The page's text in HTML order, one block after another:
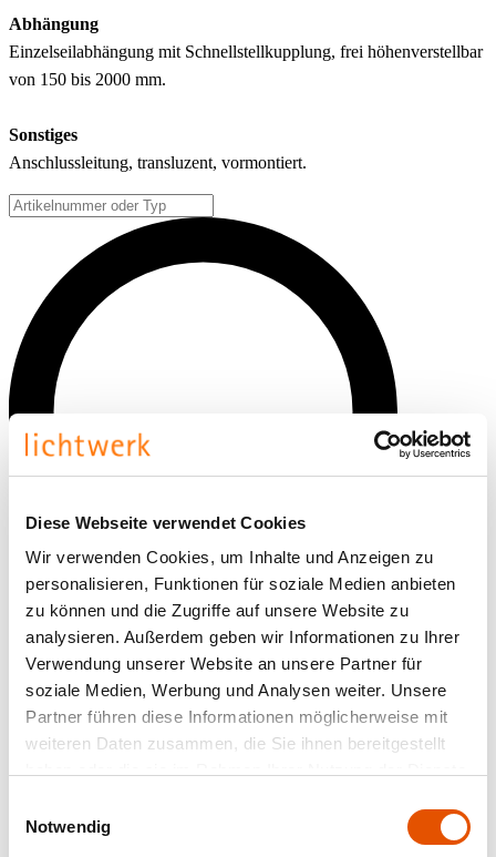
Diese Webseite verwendet Cookies
Wir verwenden Cookies, um Inhalte und Anzeigen zu
personalisieren, Funktionen für soziale Medien anbieten
zu können und die Zugriffe auf unsere Website zu
analysieren. Außerdem geben wir Informationen zu Ihrer
Verwendung unserer Website an unsere Partner für
soziale Medien, Werbung und Analysen weiter. Unsere
Partner führen diese Informationen möglicherweise mit
weiteren Daten zusammen, die Sie ihnen bereitgestellt
Notwendig
Abhängung
Einzelseilabhängung mit Schnellstellkupplung, frei höhenverstellbar
von 150 bis 2000 mm.
Sonstiges
Anschlussleitung, transluzent, vormontiert.
Abmessung (mm)